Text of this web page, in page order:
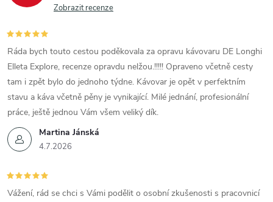
Zobrazit recenze
Martina Jánská
4.7.2026
Ráda bych touto cestou poděkovala za opravu kávovaru DE Longhi
Elleta Explore, recenze opravdu nelžou.!!!!! Opraveno včetně cesty
tam i zpět bylo do jednoho týdne. Kávovar je opět v perfektním
stavu a káva včetně pěny je vynikající. Milé jednání, profesionální
práce, ještě jednou Vám všem veliký dík.
Vážení, rád se chci s Vámi podělit o osobní zkušenosti s pracovnicí